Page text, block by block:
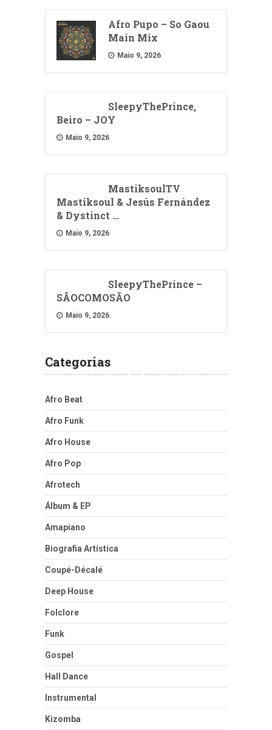
Afro Pupo – So Gaou
Main Mix
Maio 9, 2026
SleepyThePrince,
Beiro – JOY
Maio 9, 2026
MastiksoulTV
Mastiksoul & Jesús Fernández
& Dystinct …
Maio 9, 2026
SleepyThePrince –
SÃOCOMOSÃO
Maio 9, 2026
Categorias
Afro Beat
Afro Funk
Afro House
Afro Pop
Afrotech
Álbum & EP
Amapiano
Biografia Artística
Coupé-Décalé
Deep House
Folclore
Funk
Gospel
Hall Dance
Instrumental
Kizomba